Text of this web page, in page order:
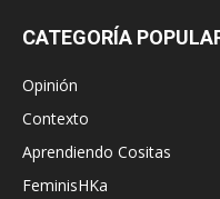
CATEGORÍA
Opinión
Contexto
Aprendiendo Cositas
FeminisHKa